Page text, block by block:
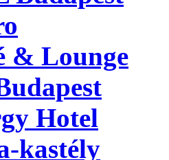
& Lounge
Hotel
kastély